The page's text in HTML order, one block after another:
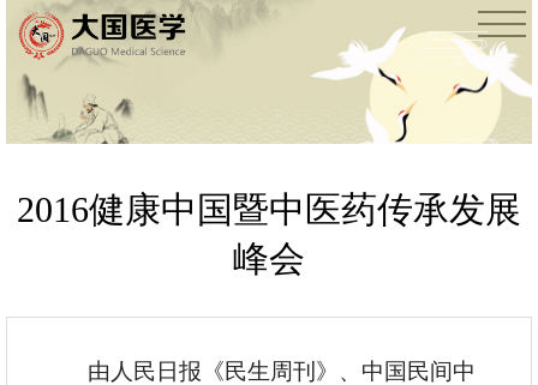
2016健康中国暨中医药传承发展
峰会
由人民日报《民生周刊》、中国民间中